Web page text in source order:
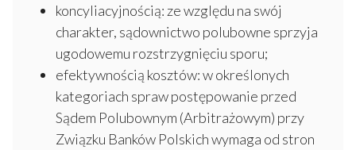
koncyliacyjnością: ze względu na swój
charakter, sądownictwo polubowne sprzyja
ugodowemu rozstrzygnięciu sporu;
efektywnością kosztów: w określonych
kategoriach spraw postępowanie przed
Sądem Polubownym (Arbitrażowym) przy
Związku Banków Polskich wymaga od stron